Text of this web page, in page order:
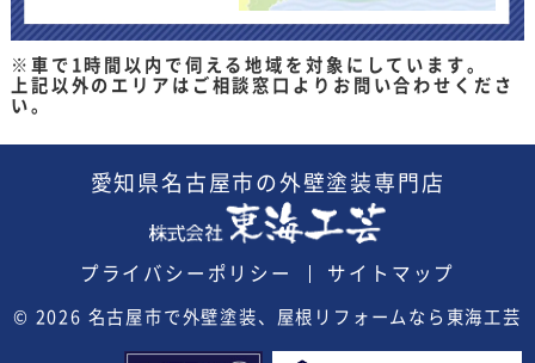
※車で1時間以内で伺える地域を対象にしています。
上記以外のエリアはご相談窓口よりお問い合わせくださ
い。
愛知県名古屋市の外壁塗装 専門店
プライバシーポリシー サイトマップ
© 2026 名古屋市で外壁塗装、屋根リフォームなら東海工芸